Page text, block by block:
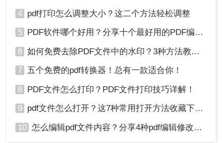
4 pdf打印怎么调整大小？这二个方法轻松调整
5 PDF软件哪个好用？分享十个最好用的PDF编辑器！
6 如何免费去除PDF文件中的水印？3种方法教你快速去水印！
7 五个免费的pdf转换器！总有一款适合你！
8 PDF文件怎么打印？PDF文件打印技巧详解！
9 pdf文件怎么打开？这7种常用打开方法收藏下来！
10 怎么编辑pdf文件内容？分享4种pdf编辑修改方法！